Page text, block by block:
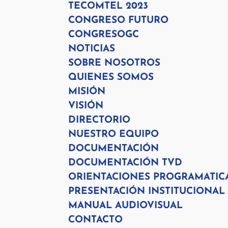
TECOMTEL 2023
CONGRESO FUTURO
CONGRESOGC
NOTICIAS
SOBRE NOSOTROS
QUIENES SOMOS
MISIÓN
VISIÓN
DIRECTORIO
NUESTRO EQUIPO
DOCUMENTACIÓN
DOCUMENTACIÓN TVD
ORIENTACIONES
PRESENTACIÓN INSTITUCIONAL
MANUAL AUDIOVISUAL
CONTACTO